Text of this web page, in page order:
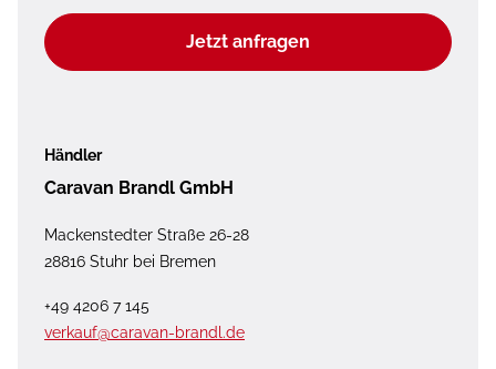
Jetzt anfragen
Händler
Caravan Brandl GmbH
Mackenstedter Straße 26-28
28816 Stuhr bei Bremen
+49 4206 7 145
verkauf@caravan-brandl.de